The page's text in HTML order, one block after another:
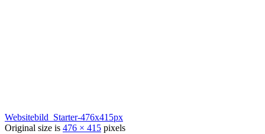
Websitebild_Starter-476x415px
Original size is 476 × 415 pixels